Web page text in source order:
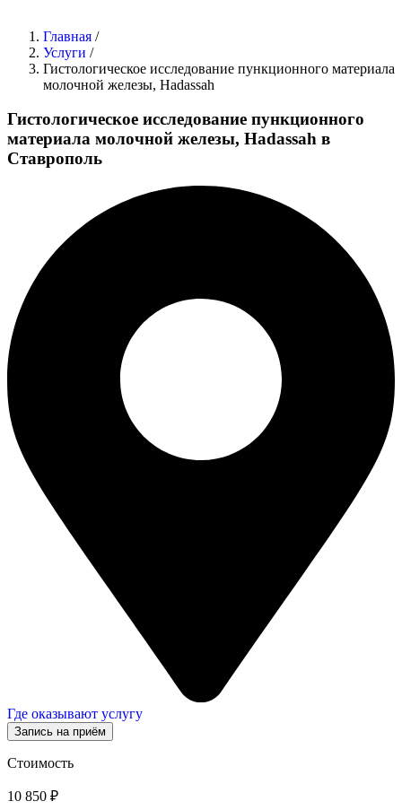
Главная /
Услуги /
Гистологическое исследование пункционного материала
молочной железы, Hadassah
Гистологическое исследование пункционного
материала молочной железы, Hadassah в
Ставрополь
Где оказывают услугу
Запись на приём
Стоимость
10 850 ₽